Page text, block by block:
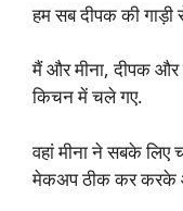
हम सब दीपक की
मैं और मीना, दीपक और
किचन में चले गए.
वहां मीना ने सबके
मेकअप ठीक कर करके